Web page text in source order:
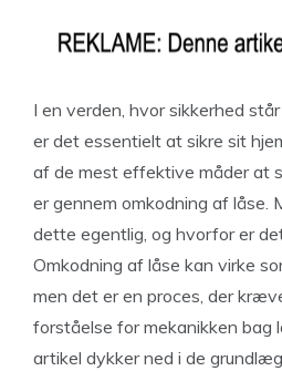
I en verden, hvor sikkerhed
er det essentielt at sikre sit
af de mest effektive måder at
er gennem omkodning af låse.
dette egentlig, og hvorfor er
Omkodning af låse kan virke
men det er en proces, der
forståelse for mekanikken bag
artikel dykker ned i de